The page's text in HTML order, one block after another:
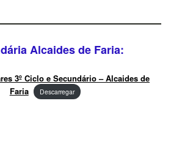
Alcaides de Faria:
3º Ciclo e Secundário – Alcaides de
Faria
Descarregar